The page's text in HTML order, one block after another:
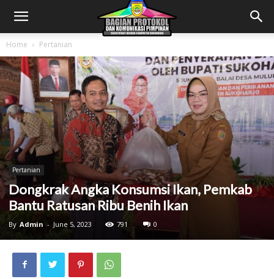
Home Pertanian
Pertanian
Dongkrak Angka Konsumsi Ikan, Pemkab
Bantu Ratusan Ribu Benih Ikan
By Admin - June 5, 2023 791 0